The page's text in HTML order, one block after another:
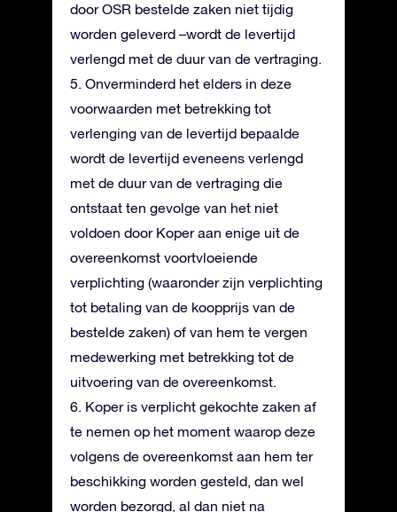
door OSR bestelde zaken niet tijdig
worden geleverd –wordt de levertijd
verlengd met de duur van de vertraging.
5. Onverminderd het elders in deze
voorwaarden met betrekking tot
verlenging van de levertijd bepaalde
wordt de levertijd eveneens verlengd
met de duur van de vertraging die
ontstaat ten gevolge van het niet
voldoen door Koper aan enige uit de
overeenkomst voortvloeiende
verplichting (waaronder zijn verplichting
tot betaling van de koopprijs van de
bestelde zaken) of van hem te vergen
medewerking met betrekking tot de
uitvoering van de overeenkomst.
6. Koper is verplicht gekochte zaken af
te nemen op het moment waarop deze
volgens de overeenkomst aan hem ter
beschikking worden gesteld, dan wel
worden bezorgd, al dan niet na